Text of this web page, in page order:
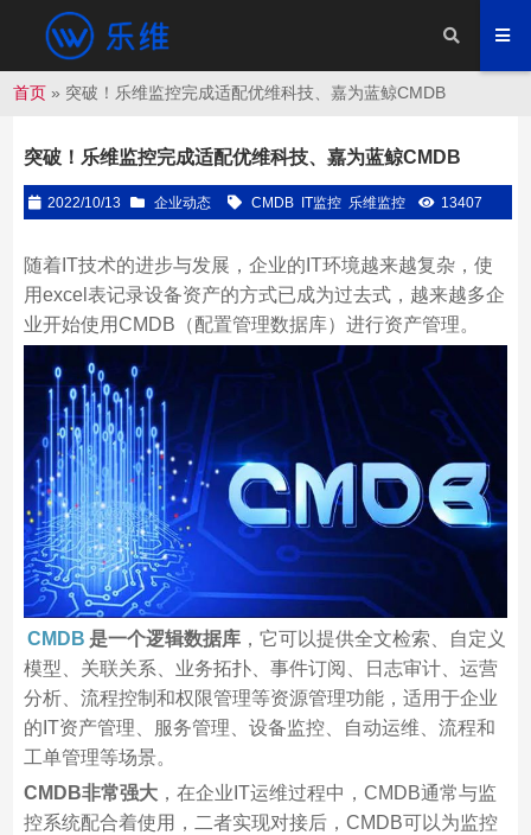
首页 » 突破！乐维监控完成适配优维科技、嘉为蓝鲸CMDB
突破！乐维监控完成适配优维科技、嘉为蓝鲸CMDB
2022/10/13 企业动态 CMDB IT监控 乐维监控 13407
随着IT技术的进步与发展，企业的IT环境越来越复杂，使
用excel表记录设备资产的方式已成为过去式，越来越多企
业开始使用CMDB（配置管理数据库）进行资产管理。
CMDB 是一个逻辑数据库，它可以提供全文检索、自定义
模型、关联关系、业务拓扑、事件订阅、日志审计、运营
分析、流程控制和权限管理等资源管理功能，适用于企业
的IT资产管理、服务管理、设备监控、自动运维、流程和
工单管理等场景。
CMDB非常强大，在企业IT运维过程中，CMDB通常与监
控系统配合着使用，二者实现对接后，CMDB可以为监控